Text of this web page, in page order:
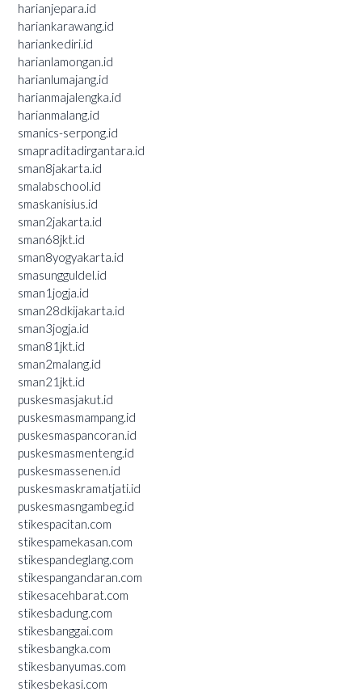
harianjepara.id
hariankarawang.id
hariankediri.id
harianlamongan.id
harianlumajang.id
harianmajalengka.id
harianmalang.id
smanics-serpong.id
smapraditadirgantara.id
sman8jakarta.id
smalabschool.id
smaskanisius.id
sman2jakarta.id
sman68jkt.id
sman8yogyakarta.id
smasungguldel.id
sman1jogja.id
sman28dkijakarta.id
sman3jogja.id
sman81jkt.id
sman2malang.id
sman21jkt.id
puskesmasjakut.id
puskesmasmampang.id
puskesmaspancoran.id
puskesmasmenteng.id
puskesmassenen.id
puskesmaskramatjati.id
puskesmasngambeg.id
stikespacitan.com
stikespamekasan.com
stikespandeglang.com
stikespangandaran.com
stikesacehbarat.com
stikesbadung.com
stikesbanggai.com
stikesbangka.com
stikesbanyumas.com
stikesbekasi.com